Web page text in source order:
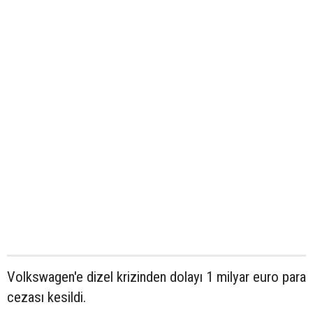
Volkswagen'e dizel krizinden dolayı 1 milyar euro para
cezası kesildi.